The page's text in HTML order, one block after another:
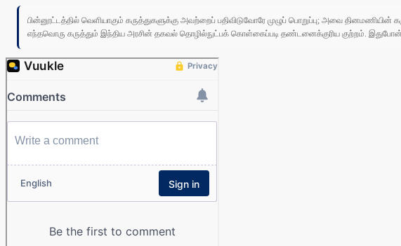
பின்னூட்டத்தில் வெளியாகும் கருத்துகளுக்கு அவற்றைப் பதிவிடுவோரே முழுப் பொறுப்பு; அவை
எந்தவொரு கருத்தும் இந்திய அரசின் தகவல் தொழில்நுட்பக் கொள்கைப்படி தண்டனைக்குரிய குற்றம். இதுபோன்ற